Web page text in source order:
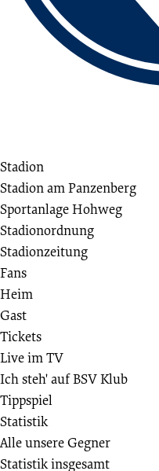
Stadion
Stadion am Panzenberg
Sportanlage Hohweg
Stadionordnung
Stadionzeitung
Fans
Heim
Gast
Tickets
Live im TV
Ich steh' auf BSV Klub
Tippspiel
Statistik
Alle unsere Gegner
Statistik insgesamt